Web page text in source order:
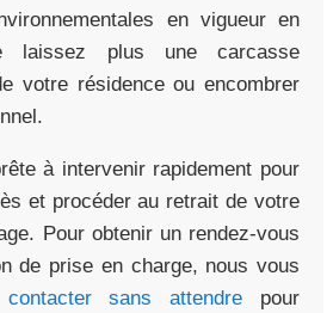
en vigueur en
laissez plus une carcasse
votre résidence ou encombrer
à intervenir rapidement pour
et procéder au retrait de votre
Pour obtenir un rendez-vous
de prise en charge, nous vous
contacter sans attendre pour